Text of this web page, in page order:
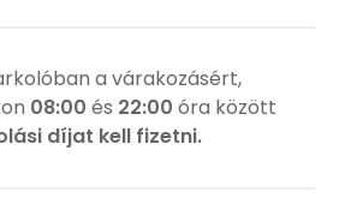
a várakozásért,
08:00 és 22:00 óra között
díjat kell fizetni.